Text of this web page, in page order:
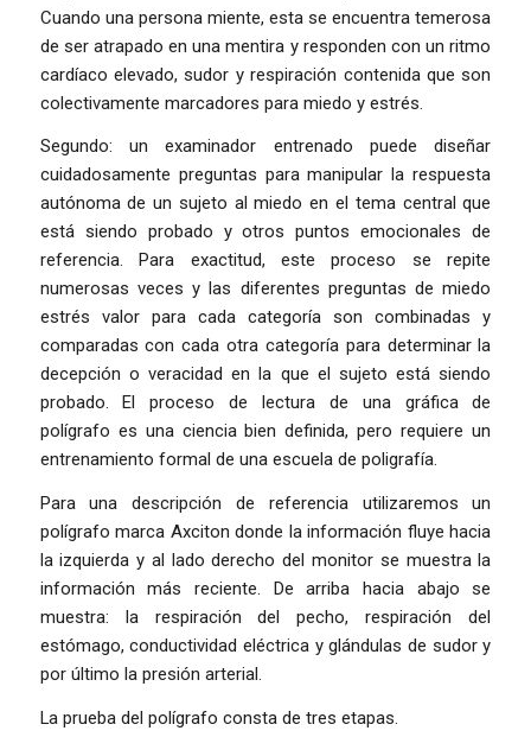
Cuando una persona miente, esta se encuentra temerosa
de ser atrapado en una mentira y responden con un ritmo
cardíaco elevado, sudor y respiración contenida que son
colectivamente marcadores para miedo y estrés.
Segundo: un examinador entrenado puede diseñar
cuidadosamente preguntas para manipular la respuesta
autónoma de un sujeto al miedo en el tema central que
está siendo probado y otros puntos emocionales de
referencia. Para exactitud, este proceso se repite
numerosas veces y las diferentes preguntas de miedo
estrés valor para cada categoría son combinadas y
comparadas con cada otra categoría para determinar la
decepción o veracidad en la que el sujeto está siendo
probado. El proceso de lectura de una gráfica de
polígrafo es una ciencia bien definida, pero requiere un
entrenamiento formal de una escuela de poligrafía.
Para una descripción de referencia utilizaremos un
polígrafo marca Axciton donde la información fluye hacia
la izquierda y al lado derecho del monitor se muestra la
información más reciente. De arriba hacia abajo se
muestra: la respiración del pecho, respiración del
estómago, conductividad eléctrica y glándulas de sudor y
por último la presión arterial.
La prueba del polígrafo consta de tres etapas.